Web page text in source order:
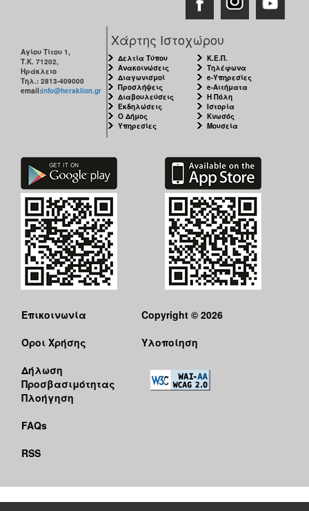
Αγίου Τίτου 1,
Τ.Κ. 71202,
Ηράκλειο
Τηλ.: 2813-409000
email:info@heraklion.gr
Χάρτης Ιστοχώρου
Δελτία Τύπου
Ανακοινώσεις
Διαγωνισμοί
Προσλήψεις
Διαβουλεύσεις
Εκδηλώσεις
Ο Δήμος
Υπηρεσίες
Κ.Ε.Π.
Τηλέφωνα
e-Υπηρεσίες
e-Αιτήματα
Η Πόλη
Ιστορία
Κνωσός
Μουσεία
Επικοινωνία
Όροι Χρήσης
Δήλωση
Προσβασιμότητας
Πλοήγηση
FAQs
RSS
Copyright © 2026
Υλοποίηση